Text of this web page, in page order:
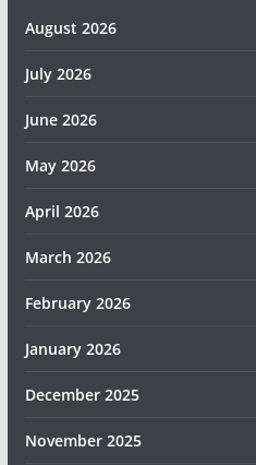
August 2026
July 2026
June 2026
May 2026
April 2026
March 2026
February 2026
January 2026
December 2025
November 2025